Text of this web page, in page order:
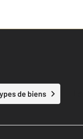
de biens